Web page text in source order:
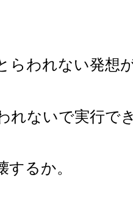
らわれない発想
れないで実行で
るか。